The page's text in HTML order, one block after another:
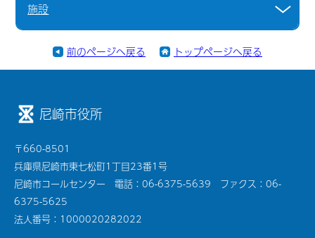
施設
前のページへ戻る トップページへ戻る
尼崎市役所
〒660-8501
兵庫県尼崎市東七松町1丁目23番1号
尼崎市コールセンター 電話：06-6375-5639 ファクス：06-
6375-5625
法人番号：1000020282022